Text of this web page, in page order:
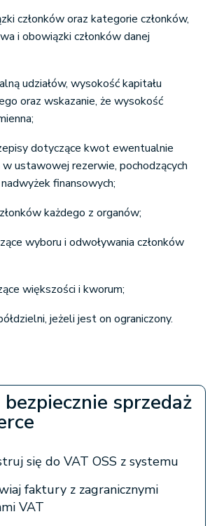
członków oraz kategorie członków,
i obowiązki członków danej
udziałów, wysokość kapitału
oraz wskazanie, że wysokość
dotyczące kwot ewentualnie
w ustawowej rezerwie, pochodzących
finansowych;
każdego z organów;
wyboru i odwoływania członków
większości i kworum;
jeżeli jest on ograniczony.
sprzedaż
się do VAT OSS z systemu
faktury z zagranicznymi
VAT